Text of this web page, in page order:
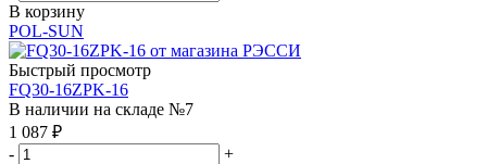
В корзину
POL-SUN
Быстрый просмотр
FQ30-16ZPK-16
В наличии на складе №7
1 087 ₽
-
+